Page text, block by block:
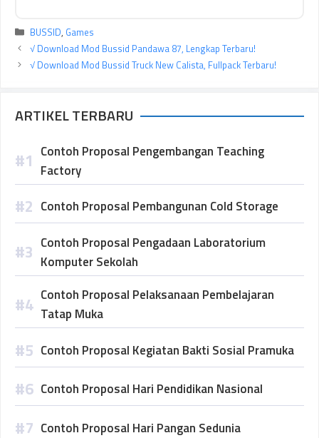
Kategori
BUSSID, Games
√ Download Mod Bussid Pandawa 87, Lengkap Terbaru!
√ Download Mod Bussid Truck New Calista, Fullpack Terbaru!
ARTIKEL TERBARU
Contoh Proposal Pengembangan Teaching
Factory
Contoh Proposal Pembangunan Cold Storage
Contoh Proposal Pengadaan Laboratorium
Komputer Sekolah
Contoh Proposal Pelaksanaan Pembelajaran
Tatap Muka
Contoh Proposal Kegiatan Bakti Sosial Pramuka
Contoh Proposal Hari Pendidikan Nasional
Contoh Proposal Hari Pangan Sedunia